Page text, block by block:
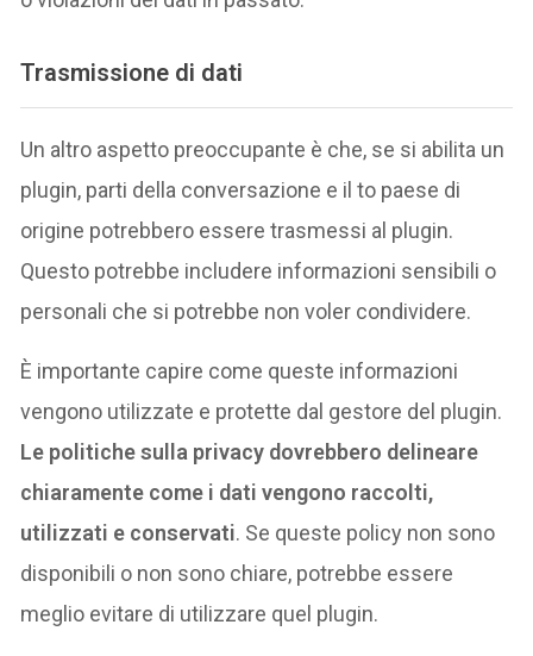
Trasmissione di dati
Un altro aspetto preoccupante è che, se si abilita un
plugin, parti della conversazione e il to paese di
origine potrebbero essere trasmessi al plugin.
Questo potrebbe includere informazioni sensibili o
personali che si potrebbe non voler condividere.
È importante capire come queste informazioni
vengono utilizzate e protette dal gestore del plugin.
Le politiche sulla privacy dovrebbero delineare
chiaramente come i dati vengono raccolti,
utilizzati e conservati. Se queste policy non sono
disponibili o non sono chiare, potrebbe essere
meglio evitare di utilizzare quel plugin.